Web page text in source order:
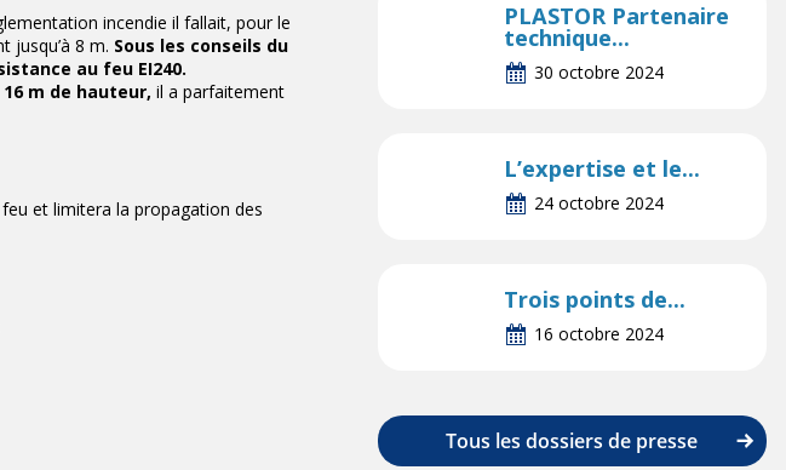
incendie il fallait, pour le
jusqu’à 8 m. Sous les conseils du
au feu EI240.
m de hauteur, il a parfaitement
feu et limitera la propagation des
PLASTOR Partenaire
technique...
30 octobre 2024
L’expertise et le...
24 octobre 2024
Trois points de...
16 octobre 2024
Tous les dossiers de presse